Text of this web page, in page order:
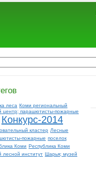
леса Коми региональный
центр; парашютисты-пожарные
Конкурс-2014
кластер Лесные
пожарные поселок
Коми Республика Коми
лесной институт Шарья; музей